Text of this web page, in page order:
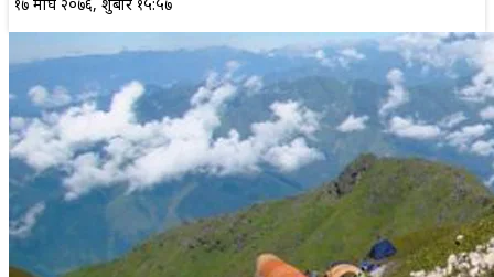
१७ माघ २०७६, शुक्रबार १५:५७